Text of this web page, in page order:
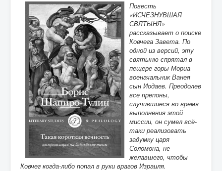
Повесть
«ИСЧЕЗНУВШАЯ
СВЯТЫНЯ»
рассказывает о поиске
Ковчега Завета. По
одной из версий, эту
святыню спрятал в
пещере горы Мориа
военачальник Ванея
сын Иодаев. Преодолев
все препоны,
случившиеся во время
выполнения этой
миссии, он сумел всё-
таки реализовать
задумку царя
Соломона, не
желавшего, чтобы
Ковчег когда-либо попал в руки врагов Израиля.